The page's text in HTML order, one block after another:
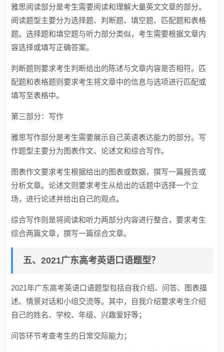
雅思阅读部分是考生需要阅读和理解大量英文文章的部分。
阅读题型主要分为选择题、判断题、填空题、匹配题和表格
题。选择题和填空题与听力部分类似，考生需要根据文章内
容选择或填写正确答案。
判断题则要求考生判断给出的陈述与文章内容是否相符。匹
配题和表格题则要求考生将文章中的信息与选项进行匹配或
填写至表格中。
第三部分：写作
雅思写作部分是考生需要展示自己英语表达能力的部分。写
作题型主要分为图表作文、论述文和综合写作。
图表作文要求考生根据给出的图表或数据，撰写一篇报告或
分析文章。论述文则要求考生从给出的话题中选择一个立
场，进行论述并给出自己的观点。
综合写作则是将阅读和听力两部分内容进行整合，要求考生
综合两篇文章，撰写一篇综合文章。
五、2021广东高考英语口语题型？
2021年广东高考英语口语题型包括自我介绍、问答、图表描
述、情景对话和小组交流等。其中，自我介绍要求考生介绍
自己的姓名、学校、年级、兴趣爱好等；
问答环节考查考生的日常交际能力；